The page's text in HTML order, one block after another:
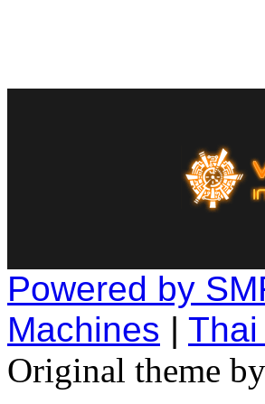
Powered by
Machines |
Original theme by